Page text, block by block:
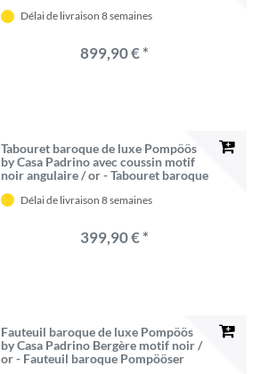
Délai de livraison 8 semaines
899,90 € *
Tabouret baroque de luxe Pompöös
by Casa Padrino avec coussin motif
noir angulaire / or - Tabouret baroque
Glööckler
Délai de livraison 8 semaines
399,90 € *
Fauteuil baroque de luxe Pompöös
by Casa Padrino Bergère motif noir /
or - Fauteuil baroque Pompööser